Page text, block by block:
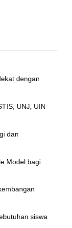
dengan
UNJ, UIN
dan
Model bagi
siswa